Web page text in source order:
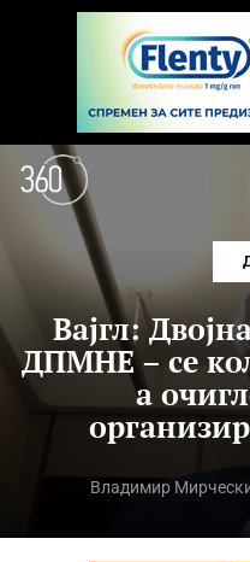
Вајгл:
ДПМНЕ – се
а
Владимир